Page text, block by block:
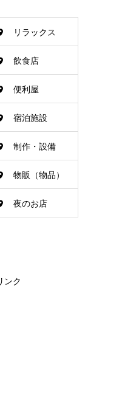
リラックス
飲食店
便利屋
宿泊施設
制作・設備
物販（物品）
夜のお店
ンク